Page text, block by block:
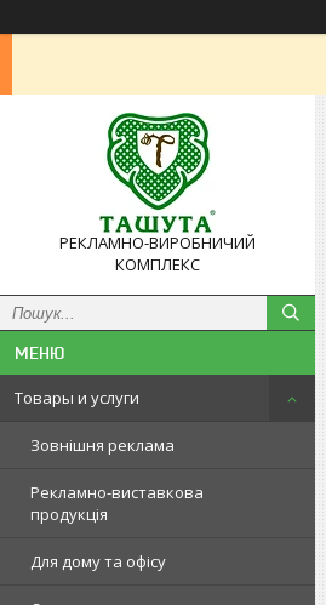
РЕКЛАМНО-ВИРОБНИЧИЙ
КОМПЛЕКС
Товары и услуги
Зовнішня реклама
Рекламно-виставкова
продукція
Для дому та офісу